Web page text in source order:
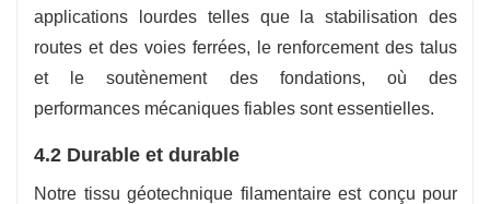
applications lourdes telles que la stabilisation des
routes et des voies ferrées, le renforcement des talus
et le soutènement des fondations, où des
performances mécaniques fiables sont essentielles.
4.2 Durable et durable
Notre tissu géotechnique filamentaire est conçu pour